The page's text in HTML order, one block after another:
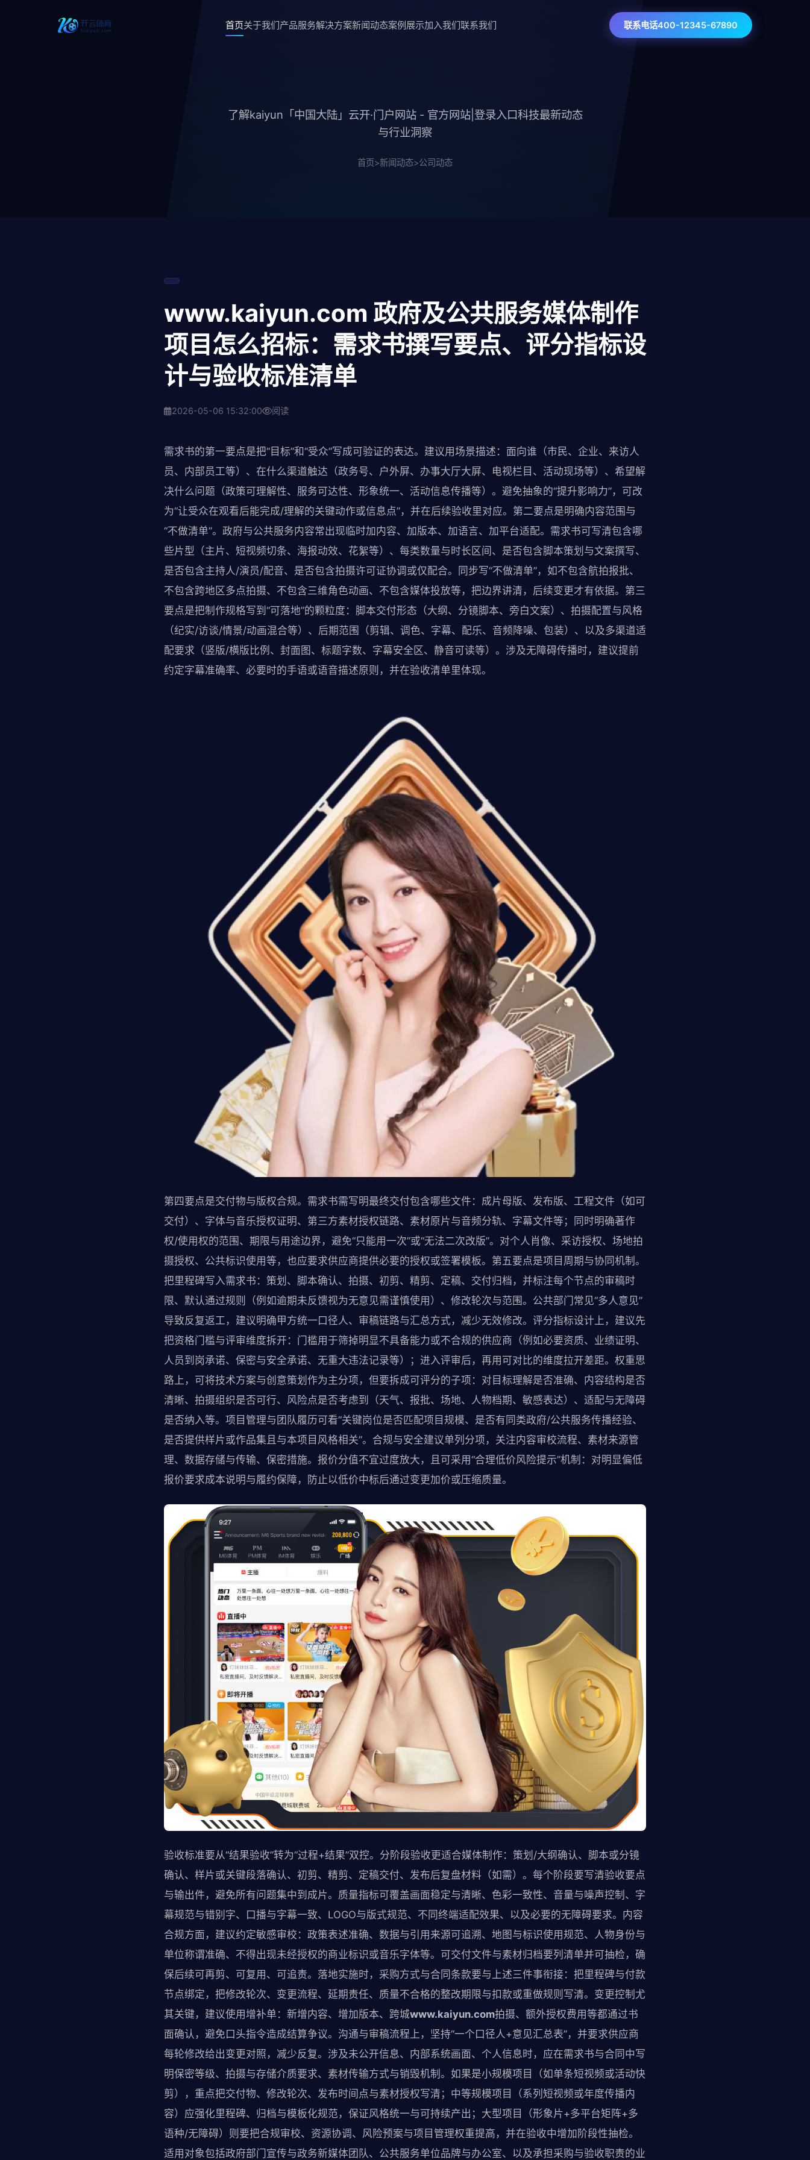
首页关于我们产品服务解决方案新闻动态案例展示加入我们联系我们 联系电话400-12345-67890
了解kaiyun「中国大陆」云开·门户网站 - 官方网站|登录入口科技最新动态
与行业洞察
首页>新闻动态>公司动态
www.kaiyun.com 政府及公共服务媒体制作
项目怎么招标：需求书撰写要点、评分指标设
计与验收标准清单
2026-05-06 15:32:00 阅读
需求书的第一要点是把“目标”和“受众”写成可验证的表达。建议用场景描述：面向谁（市民、企业、来访人
员、内部员工等）、在什么渠道触达（政务号、户外屏、办事大厅大屏、电视栏目、活动现场等）、希望解
决什么问题（政策可理解性、服务可达性、形象统一、活动信息传播等）。避免抽象的“提升影响力”，可改
为“让受众在观看后能完成/理解的关键动作或信息点”，并在后续验收里对应。第二要点是明确内容范围与
“不做清单”。政府与公共服务内容常出现临时加内容、加版本、加语言、加平台适配。需求书可写清包含哪
些片型（主片、短视频切条、海报动效、花絮等）、每类数量与时长区间、是否包含脚本策划与文案撰写、
是否包含主持人/演员/配音、是否包含拍摄许可证协调或仅配合。同步写“不做清单”，如不包含航拍报批、
不包含跨地区多点拍摄、不包含三维角色动画、不包含媒体投放等，把边界讲清，后续变更才有依据。第三
要点是把制作规格写到“可落地”的颗粒度：脚本交付形态（大纲、分镜脚本、旁白文案）、拍摄配置与风格
（纪实/访谈/情景/动画混合等）、后期范围（剪辑、调色、字幕、配乐、音频降噪、包装）、以及多渠道适
配要求（竖版/横版比例、封面图、标题字数、字幕安全区、静音可读等）。涉及无障碍传播时，建议提前
约定字幕准确率、必要时的手语或语音描述原则，并在验收清单里体现。
第四要点是交付物与版权合规。需求书需写明最终交付包含哪些文件：成片母版、发布版、工程文件（如可
交付）、字体与音乐授权证明、第三方素材授权链路、素材原片与音频分轨、字幕文件等；同时明确著作
权/使用权的范围、期限与用途边界，避免“只能用一次”或“无法二次改版”。对个人肖像、采访授权、场地拍
摄授权、公共标识使用等，也应要求供应商提供必要的授权或签署模板。第五要点是项目周期与协同机制。
把里程碑写入需求书：策划、脚本确认、拍摄、初剪、精剪、定稿、交付归档，并标注每个节点的审稿时
限、默认通过规则（例如逾期未反馈视为无意见需谨慎使用）、修改轮次与范围。公共部门常见“多人意见”
导致反复返工，建议明确甲方统一口径人、审稿链路与汇总方式，减少无效修改。评分指标设计上，建议先
把资格门槛与评审维度拆开：门槛用于筛掉明显不具备能力或不合规的供应商（例如必要资质、业绩证明、
人员到岗承诺、保密与安全承诺、无重大违法记录等）；进入评审后，再用可对比的维度拉开差距。权重思
路上，可将技术方案与创意策划作为主分项，但要拆成可评分的子项：对目标理解是否准确、内容结构是否
清晰、拍摄组织是否可行、风险点是否考虑到（天气、报批、场地、人物档期、敏感表达）、适配与无障碍
是否纳入等。项目管理与团队履历可看“关键岗位是否匹配项目规模、是否有同类政府/公共服务传播经验、
是否提供样片或作品集且与本项目风格相关”。合规与安全建议单列分项，关注内容审校流程、素材来源管
理、数据存储与传输、保密措施。报价分值不宜过度放大，且可采用“合理低价风险提示”机制：对明显偏低
报价要求成本说明与履约保障，防止以低价中标后通过变更加价或压缩质量。
验收标准要从“结果验收”转为“过程+结果”双控。分阶段验收更适合媒体制作：策划/大纲确认、脚本或分镜
确认、样片或关键段落确认、初剪、精剪、定稿交付、发布后复盘材料（如需）。每个阶段要写清验收要点
与输出件，避免所有问题集中到成片。质量指标可覆盖画面稳定与清晰、色彩一致性、音量与噪声控制、字
幕规范与错别字、口播与字幕一致、LOGO与版式规范、不同终端适配效果、以及必要的无障碍要求。内容
合规方面，建议约定敏感审校：政策表述准确、数据与引用来源可追溯、地图与标识使用规范、人物身份与
单位称谓准确、不得出现未经授权的商业标识或音乐字体等。可交付文件与素材归档要列清单并可抽检，确
保后续可再剪、可复用、可追责。落地实施时，采购方式与合同条款要与上述三件事衔接：把里程碑与付款
节点绑定，把修改轮次、变更流程、延期责任、质量不合格的整改期限与扣款或重做规则写清。变更控制尤
其关键，建议使用增补单：新增内容、增加版本、跨城www.kaiyun.com拍摄、额外授权费用等都通过书
面确认，避免口头指令造成结算争议。沟通与审稿流程上，坚持“一个口径人+意见汇总表”，并要求供应商
每轮修改给出变更对照，减少反复。涉及未公开信息、内部系统画面、个人信息时，应在需求书与合同中写
明保密等级、拍摄与存储介质要求、素材传输方式与销毁机制。如果是小规模项目（如单条短视频或活动快
剪），重点把交付物、修改轮次、发布时间点与素材授权写清；中等规模项目（系列短视频或年度传播内
容）应强化里程碑、归档与模板化规范，保证风格统一与可持续产出；大型项目（形象片+多平台矩阵+多
语种/无障碍）则要把合规审校、资源协调、风险预案与项目管理权重提高，并在验收中增加阶段性抽检。
适用对象包括政府部门宣传与政务新媒体团队、公共服务单位品牌与办公室、以及承担采购与验收职责的业